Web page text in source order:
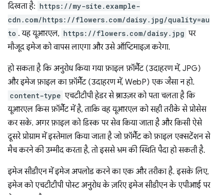
दिखता है: https://my-site.example-
cdn.com/https://flowers.com/daisy.jpg/quality=au
to . यह यूआरएल, https://flowers.com/daisy.jpg पर
मौजूद इमेज को वापस लाएगा और उसे ऑप्टिमाइज़ करेगा.
हो सकता है कि अनुरोध किया गया फ़ाइल फ़ॉर्मैट (उदाहरण में, JPG)
और इमेज फ़ाइल का फ़ॉर्मैट (उदाहरण में, WebP) एक जैसा न हो.
content-type एचटीटीपी हेडर से ब्राउज़र को पता चलता है कि
यूआरएल किस फ़ॉर्मैट में है, ताकि वह यूआरएल को सही तरीके से प्रोसेस
कर सके. अगर फ़ाइल को डिस्क पर सेव किया जाता है और किसी ऐसे
दूसरे प्रोग्राम में इस्तेमाल किया जाता है जो फ़ॉर्मैट को फ़ाइल एक्सटेंशन से
मैच करने की उम्मीद करता है, तो इससे भ्रम की स्थिति पैदा हो सकती है.
इमेज सीडीएन में इमेज अपलोड करने का एक और तरीका है. इसके लिए,
इमेज को एचटीटीपी पोस्ट अनुरोध के ज़रिए इमेज सीडीएन के एपीआई पर